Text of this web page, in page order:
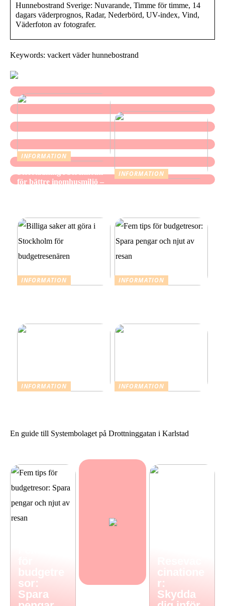
Hunnebostrand Sverige: Nuvarande, Timme för timme, 14
dagars väderprognos, Radar, Nederbörd, UV-index, Vind,
Väderfoton av fotografer.
Keywords: vackert väder hunnebostrand
INFORMATION
för bättre inomhusmiljö –
INFORMATION
INFORMATION
INFORMATION
INFORMATION
INFORMATION
En guide till Systembolaget på Drottninggatan i Karlstad
budgetre
sor:
Spara
cinatione
r:
Skydda